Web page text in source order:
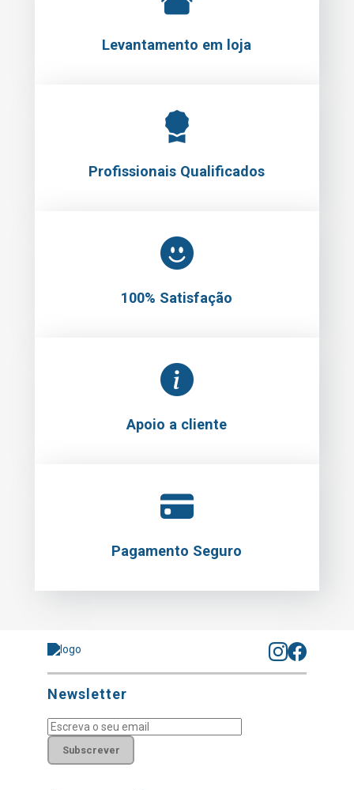
Levantamento em loja
Profissionais Qualificados
100% Satisfação
Apoio a cliente
Pagamento Seguro
Newsletter
Subscrever